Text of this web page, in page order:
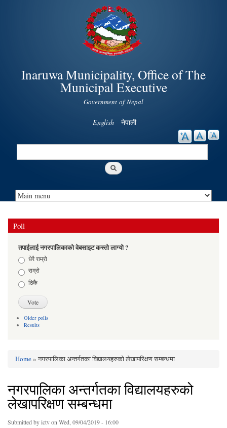
Skip to
main
content
Inaruwa Municipality, Office of The
Municipal Executive
Government of Nepal
English नेपाली
Search
Poll
तपाईलाई नगरपालिकाको वेबसाइट कस्तो लाग्यो ?
Choicesधेरै राम्रो
राम्रो
ठिकै
Older polls
Results
Home» नगरपालिका अन्तर्गतका विद्यालयहरुको लेखापरिक्षण सम्बन्धमा
नगरपालिका अन्तर्गतका विद्यालयहरुको
लेखापरिक्षण सम्बन्धमा
Submitted byictvon Wed, 09/04/2019 - 16:00